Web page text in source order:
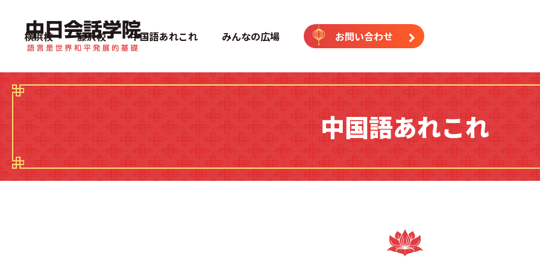
中日会話学院｜中国語専門塾（横浜校・藤沢
横浜校 藤沢校 中国語あれこれ みんなの広場 お問い合わせ
中国語あれこれ